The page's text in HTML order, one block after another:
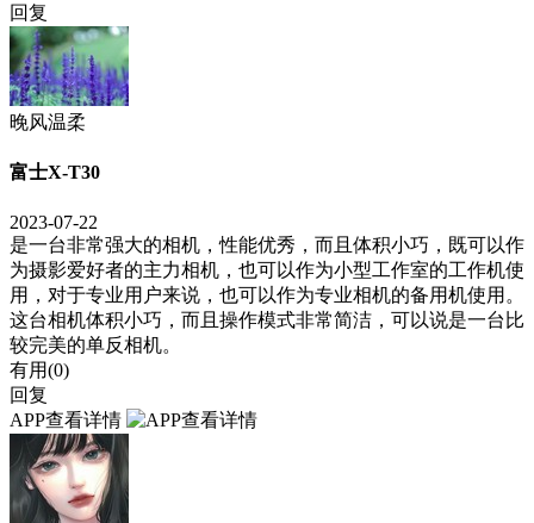
回复
晚风温柔
富士X-T30
2023-07-22
是一台非常强大的相机，性能优秀，而且体积小巧，既可以作
为摄影爱好者的主力相机，也可以作为小型工作室的工作机使
用，对于专业用户来说，也可以作为专业相机的备用机使用。
这台相机体积小巧，而且操作模式非常简洁，可以说是一台比
较完美的单反相机。
有用(0)
回复
APP查看详情